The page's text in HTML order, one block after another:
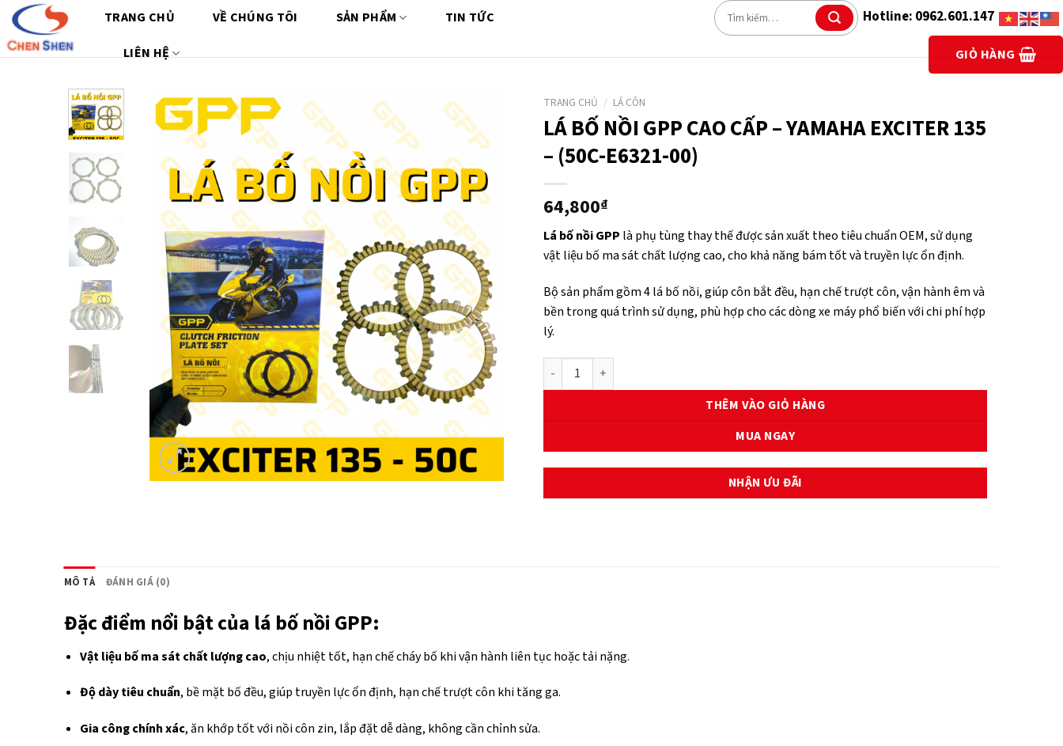
Chuyển
đến
nội
TRANG CHỦ VỀ CHÚNG TÔI SẢN PHẨM TIN TỨC
LIÊN HỆ
Tìm
kiếm:
Hotline: 0962.601.147
GIỎ HÀNG
TRANG CHỦ / LÁ CÔN
LÁ BỐ NỒI GPP CAO CẤP – YAMAHA EXCITER 135
– (50C-E6321-00)
64,800₫
Lá bố nồi GPP là phụ tùng thay thế được sản xuất theo tiêu chuẩn OEM, sử dụng
vật liệu bố ma sát chất lượng cao, cho khả năng bám tốt và truyền lực ổn định.
Bộ sản phẩm gồm 4 lá bố nồi, giúp côn bắt đều, hạn chế trượt côn, vận hành êm và
bền trong quá trình sử dụng, phù hợp cho các dòng xe máy phổ biến với chi phí hợp
lý.
LÁ BỐ NỒI GPP CAO CẤP - YAMAHA EXCITER 135 - (50C-E6321-00) số lượng
THÊM VÀO GIỎ HÀNG
MUA NGAY
NHẬN ƯU ĐÃI
MÔ TẢ ĐÁNH GIÁ (0)
Đặc điểm nổi bật của lá bố nồi GPP:
Vật liệu bố ma sát chất lượng cao, chịu nhiệt tốt, hạn chế cháy bố khi vận hành liên tục hoặc tải nặng.
Độ dày tiêu chuẩn, bề mặt bố đều, giúp truyền lực ổn định, hạn chế trượt côn khi tăng ga.
Gia công chính xác, ăn khớp tốt với nồi côn zin, lắp đặt dễ dàng, không cần chỉnh sửa.